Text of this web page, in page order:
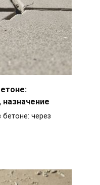
назначение
через